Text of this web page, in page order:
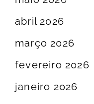
abril 2026
março 2026
fevereiro 2026
janeiro 2026